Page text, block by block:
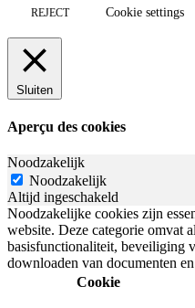
REJECT Cookie settings
Sluiten
Aperçu des cookies
Noodzakelijk
Noodzakelijk
Altijd ingeschakeld
Noodzakelijke cookies zijn
website. Deze categorie omvat
basisfunctionaliteit, beveiliging
downloaden van documenten
Cookie